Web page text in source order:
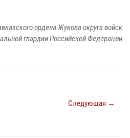
ордена Жукова округа войск
гвардии Российской Федерации
Следующая →